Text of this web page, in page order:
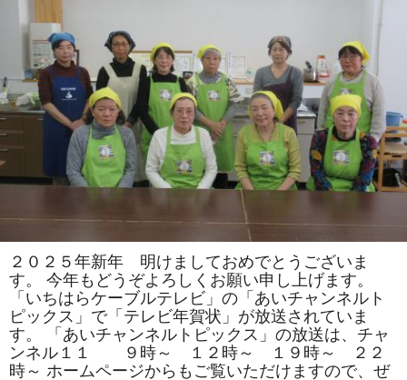
は
「松」
「お
な
様」
を
巻
験
も
り
ま
す。
は
２０２５年新年 明けましておめでとうございま
す。 今年もどうぞよろしくお願い申し上げます。
「いちはらケーブルテレビ」の「あいチャンネルト
ピックス」で「テレビ年賀状」が放送されていま
す。 「あいチャンネルトピックス」の放送は、チャ
ンネル１１ ９時～ １２時～ １９時～ ２２
時～ ホームページからもご覧いただけますので、ぜ